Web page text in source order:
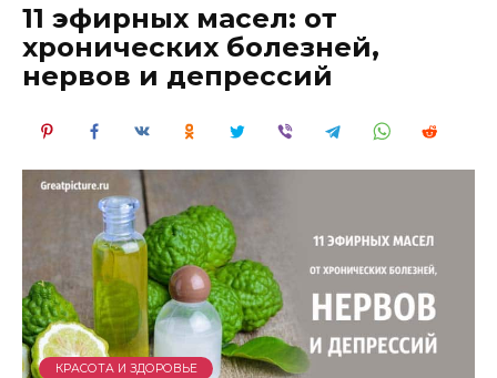
11 эфирных масел: от
хронических болезней,
нервов и депрессий
КРАСОТА И ЗДОРОВЬЕ